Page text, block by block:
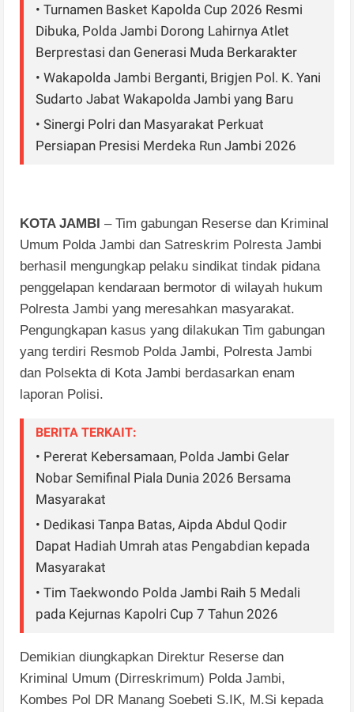
• Turnamen Basket Kapolda Cup 2026 Resmi
Dibuka, Polda Jambi Dorong Lahirnya Atlet
Berprestasi dan Generasi Muda Berkarakter
• Wakapolda Jambi Berganti, Brigjen Pol. K. Yani
Sudarto Jabat Wakapolda Jambi yang Baru
• Sinergi Polri dan Masyarakat Perkuat
Persiapan Presisi Merdeka Run Jambi 2026
KOTA JAMBI – Tim gabungan Reserse dan Kriminal
Umum Polda Jambi dan Satreskrim Polresta Jambi
berhasil mengungkap pelaku sindikat tindak pidana
penggelapan kendaraan bermotor di wilayah hukum
Polresta Jambi yang meresahkan masyarakat.
Pengungkapan kasus yang dilakukan Tim gabungan
yang terdiri Resmob Polda Jambi, Polresta Jambi
dan Polsekta di Kota Jambi berdasarkan enam
laporan Polisi.
BERITA TERKAIT:
• Pererat Kebersamaan, Polda Jambi Gelar
Nobar Semifinal Piala Dunia 2026 Bersama
Masyarakat
• Dedikasi Tanpa Batas, Aipda Abdul Qodir
Dapat Hadiah Umrah atas Pengabdian kepada
Masyarakat
• Tim Taekwondo Polda Jambi Raih 5 Medali
pada Kejurnas Kapolri Cup 7 Tahun 2026
Demikian diungkapkan Direktur Reserse dan
Kriminal Umum (Dirreskrimum) Polda Jambi,
Kombes Pol DR Manang Soebeti S.IK, M.Si kepada